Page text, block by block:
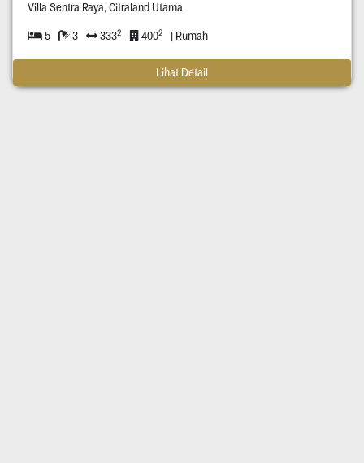
Villa Sentra Raya, Citraland Utama
5 3 3332 4002 | Rumah
Lihat Detail